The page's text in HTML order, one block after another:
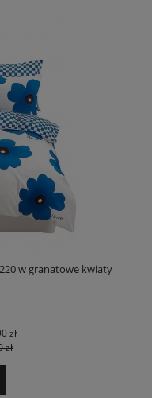
w granatowe kwiaty
zł
zł